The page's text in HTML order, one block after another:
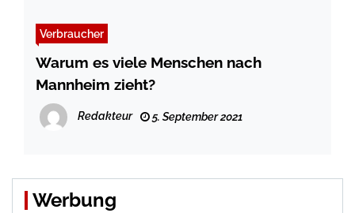
Verbraucher
Warum es viele Menschen nach
Mannheim zieht?
Redakteur 5. September 2021
Werbung